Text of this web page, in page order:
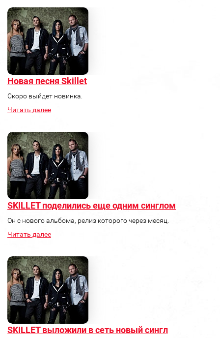
Новая песня Skillet
Скоро выйдет новинка.
Читать далее
SKILLET поделились еще одним синглом
Он с нового альбома, релиз которого через месяц.
Читать далее
SKILLET выложили в сеть новый сингл